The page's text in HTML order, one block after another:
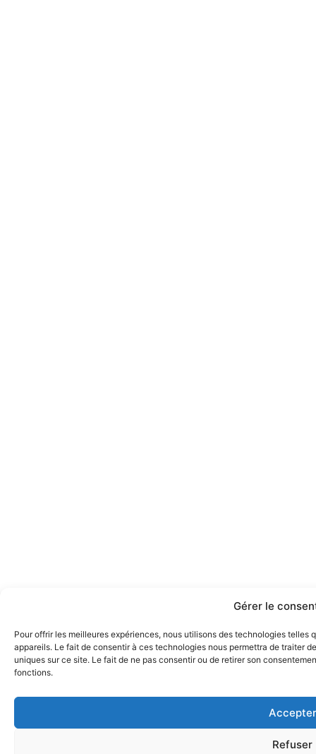
Gérer le
Pour offrir les meilleures expériences, nous utilisons des technologies
appareils. Le fait de consentir à ces technologies nous permettra de traiter
uniques sur ce site. Le fait de ne pas consentir ou de retirer son
fonctions.
Accepter
Refuser